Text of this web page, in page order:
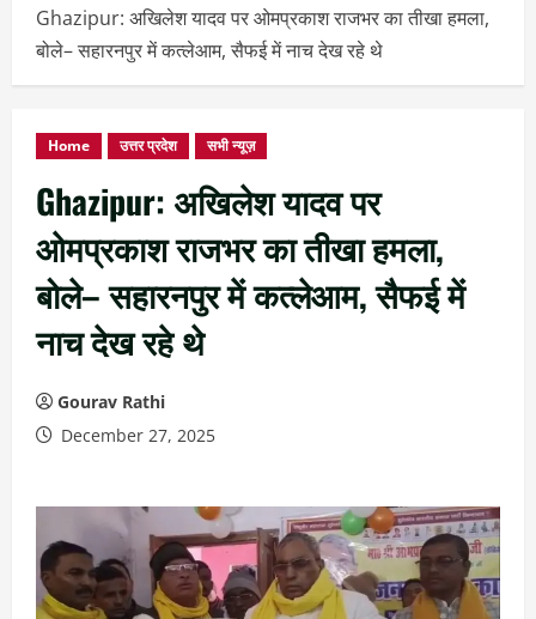
Ghazipur: अखिलेश यादव पर ओमप्रकाश राजभर का तीखा हमला,
बोले– सहारनपुर में कत्लेआम, सैफई में नाच देख रहे थे
Home उत्तर प्रदेश सभी न्यूज़
Ghazipur: अखिलेश यादव पर
ओमप्रकाश राजभर का तीखा हमला,
बोले– सहारनपुर में कत्लेआम, सैफई में
नाच देख रहे थे
Gourav Rathi
December 27, 2025